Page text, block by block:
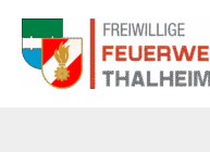
Zum
Inhalt
springen